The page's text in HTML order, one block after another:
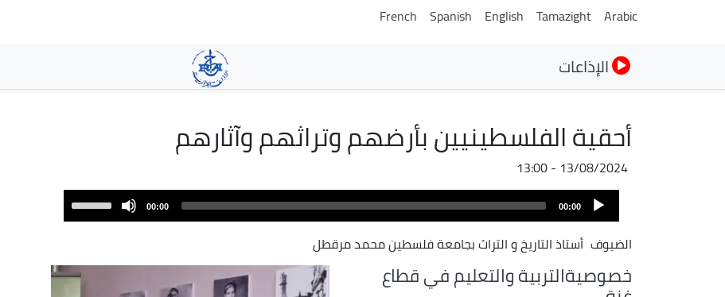
Arabic
Tamazight
English
Spanish
French
الإذاعات
أحقية الفلسطينيين بأرضهم وتراثهم وآثارهم
13/08/2024 - 13:00
Audio
Player
00:00
00:00
to
الضيوف أستاذ التاريخ و التراث بجامعة فلسطين محمد مرقطل
خصوصيةالتربية والتعليم في قطاع